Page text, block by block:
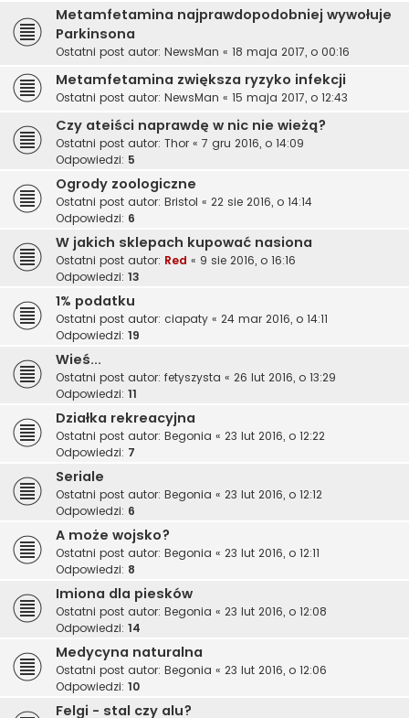
Metamfetamina najprawdopodobniej wywołuje
Parkinsona
Ostatni post autor: NewsMan « 18 maja 2017, o 00:16
Metamfetamina zwiększa ryzyko infekcji
Ostatni post autor: NewsMan « 15 maja 2017, o 12:43
Czy ateiści naprawdę w nic nie wieżą?
Ostatni post autor: Thor « 7 gru 2016, o 14:09
Odpowiedzi: 5
Ogrody zoologiczne
Ostatni post autor: Bristol « 22 sie 2016, o 14:14
Odpowiedzi: 6
W jakich sklepach kupować nasiona
Ostatni post autor: Red « 9 sie 2016, o 16:16
Odpowiedzi: 13
1% podatku
Ostatni post autor: ciapaty « 24 mar 2016, o 14:11
Odpowiedzi: 19
Wieś...
Ostatni post autor: fetyszysta « 26 lut 2016, o 13:29
Odpowiedzi: 11
Działka rekreacyjna
Ostatni post autor: Begonia « 23 lut 2016, o 12:22
Odpowiedzi: 7
Seriale
Ostatni post autor: Begonia « 23 lut 2016, o 12:12
Odpowiedzi: 6
A może wojsko?
Ostatni post autor: Begonia « 23 lut 2016, o 12:11
Odpowiedzi: 8
Imiona dla piesków
Ostatni post autor: Begonia « 23 lut 2016, o 12:08
Odpowiedzi: 14
Medycyna naturalna
Ostatni post autor: Begonia « 23 lut 2016, o 12:06
Odpowiedzi: 10
Felgi - stal czy alu?